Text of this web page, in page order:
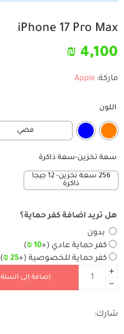
iPhone 17 Pro Max
4,100
₪
ماركة: Apple
اللون
فضي
سعة تخزين-سعة ذاكرة
256 سعة تخزين- 12 جيجا
ذاكرة
هل تريد اضافة كفر حماية؟
بدون
كفر حماية عادي (+
10
₪
)
كفر حماية للخصوصية (+
25
₪
)
إضافة إلى السلة
شارك: